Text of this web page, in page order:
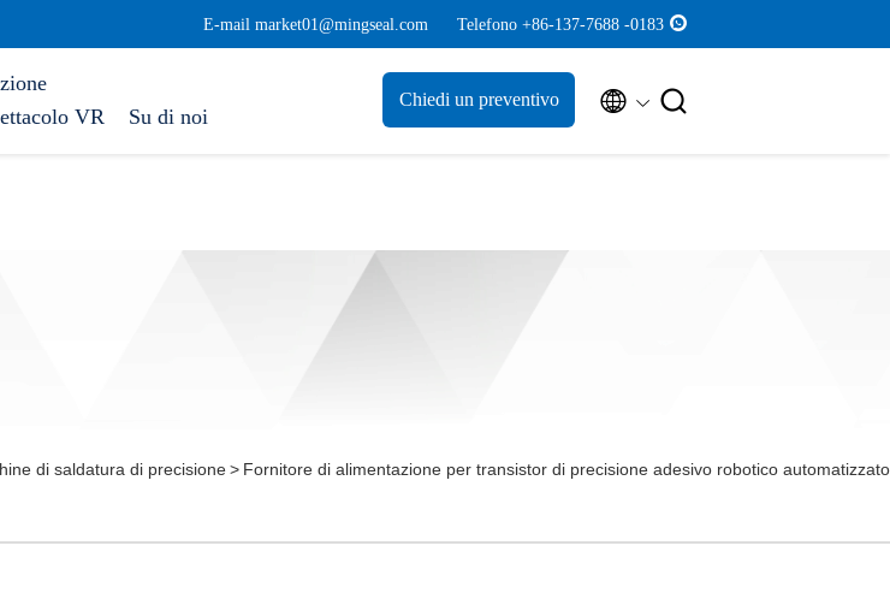
E-mail market01@mingseal.com Telefono +86-137-7688 -0183
VR Su di noi
Chiedi un preventivo  
di saldatura di precisione> Fornitore di alimentazione per transistor di precisione adesivo robotico automatizzato